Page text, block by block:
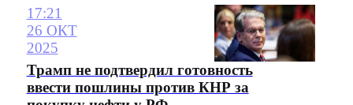
17:21
26 ОКТ
2025
Трамп не подтвердил готовность
ввести пошлины против КНР за